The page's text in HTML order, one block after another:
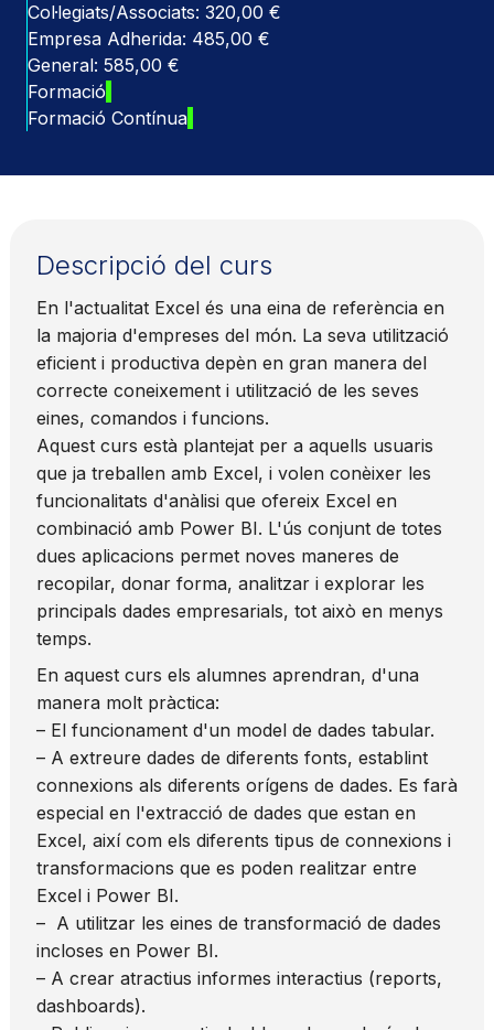
Col·legiats/Associats: 320,00 €
Empresa Adherida: 485,00 €
General: 585,00 €
Formació
Formació Contínua
Descripció del curs
En l'actualitat Excel és una eina de referència en
la majoria d'empreses del món. La seva utilització
eficient i productiva depèn en gran manera del
correcte coneixement i utilització de les seves
eines, comandos i funcions.
Aquest curs està plantejat per a aquells usuaris
que ja treballen amb Excel, i volen conèixer les
funcionalitats d'anàlisi que ofereix Excel en
combinació amb Power BI. L'ús conjunt de totes
dues aplicacions permet noves maneres de
recopilar, donar forma, analitzar i explorar les
principals dades empresarials, tot això en menys
temps.
En aquest curs els alumnes aprendran, d'una
manera molt pràctica:
– El funcionament d'un model de dades tabular.
– A extreure dades de diferents fonts, establint
connexions als diferents orígens de dades. Es farà
especial en l'extracció de dades que estan en
Excel, així com els diferents tipus de connexions i
transformacions que es poden realitzar entre
Excel i Power BI.
– A utilitzar les eines de transformació de dades
incloses en Power BI.
– A crear atractius informes interactius (reports,
dashboards).